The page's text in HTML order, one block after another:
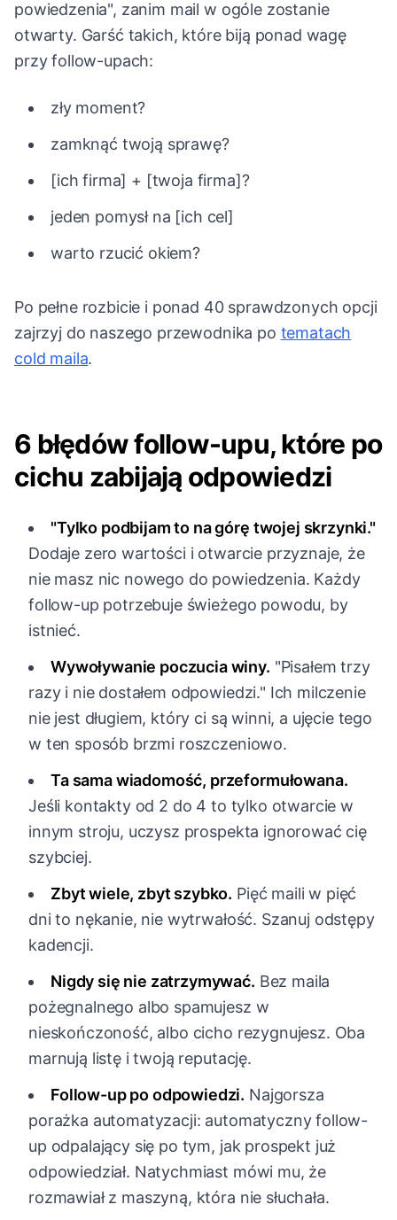
powiedzenia", zanim mail w ogóle zostanie
otwarty. Garść takich, które biją ponad wagę
przy follow-upach:
zły moment?
zamknąć twoją sprawę?
[ich firma] + [twoja firma]?
jeden pomysł na [ich cel]
warto rzucić okiem?
Po pełne rozbicie i ponad 40 sprawdzonych opcji
zajrzyj do naszego przewodnika po tematach
cold maila.
6 błędów follow-upu, które po
cichu zabijają odpowiedzi
"Tylko podbijam to na górę twojej skrzynki."
Dodaje zero wartości i otwarcie przyznaje, że
nie masz nic nowego do powiedzenia. Każdy
follow-up potrzebuje świeżego powodu, by
istnieć.
Wywoływanie poczucia winy. "Pisałem trzy
razy i nie dostałem odpowiedzi." Ich milczenie
nie jest długiem, który ci są winni, a ujęcie tego
w ten sposób brzmi roszczeniowo.
Ta sama wiadomość, przeformułowana.
Jeśli kontakty od 2 do 4 to tylko otwarcie w
innym stroju, uczysz prospekta ignorować cię
szybciej.
Zbyt wiele, zbyt szybko. Pięć maili w pięć
dni to nękanie, nie wytrwałość. Szanuj odstępy
kadencji.
Nigdy się nie zatrzymywać. Bez maila
pożegnalnego albo spamujesz w
nieskończoność, albo cicho rezygnujesz. Oba
marnują listę i twoją reputację.
Follow-up po odpowiedzi. Najgorsza
porażka automatyzacji: automatyczny follow-
up odpalający się po tym, jak prospekt już
odpowiedział. Natychmiast mówi mu, że
rozmawiał z maszyną, która nie słuchała.